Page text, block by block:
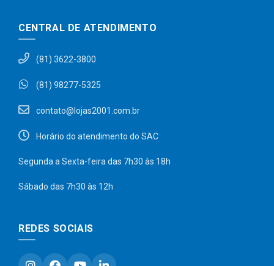
CENTRAL DE ATENDIMENTO
(81) 3622-3800
(81) 98277-5325
contato@lojas2001.com.br
Horário do atendimento do SAC
Segunda a Sexta-feira das 7h30 às 18h
Sábado das 7h30 às 12h
REDES SOCIAIS